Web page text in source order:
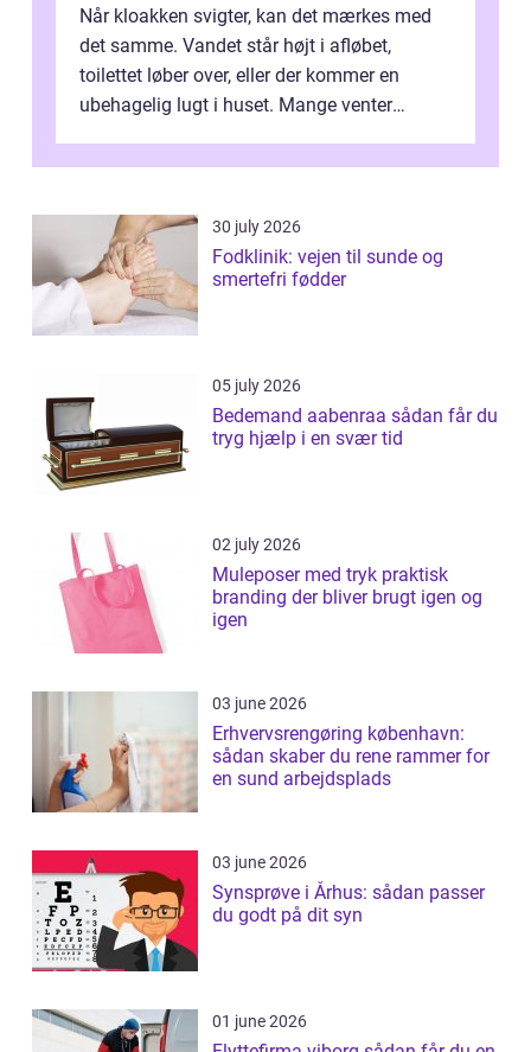
Når kloakken svigter, kan det mærkes med
det samme. Vandet står højt i afløbet,
toilettet løber over, eller der kommer en
ubehagelig lugt i huset. Mange venter
30 july 2026
Fodklinik: vejen til sunde og
smertefri fødder
05 july 2026
Bedemand aabenraa sådan får du
tryg hjælp i en svær tid
02 july 2026
Muleposer med tryk praktisk
branding der bliver brugt igen og
igen
03 june 2026
Erhvervsrengøring københavn:
sådan skaber du rene rammer for
en sund arbejdsplads
03 june 2026
Synsprøve i Århus: sådan passer
du godt på dit syn
01 june 2026